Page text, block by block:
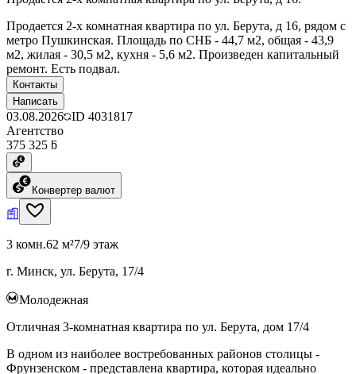
Продается 2-х комнатная квартира по ул. Берута, д 16, рядом с
метро Пушкинская. Площадь по СНБ - 44,7 м2, общая - 43,9
м2, жилая - 30,5 м2, кухня - 5,6 м2. Произведен капитальный
ремонт. Есть подвал.
Контакты
Написать
03.08.2026 ID 4031817
Агентство
375 325 ƃ
Конвертер валют
3 комн.62 м²7/9 этаж
г. Минск, ул. Берута, 17/4
Молодежная
Отличная 3-комнатная квартира по ул. Берута, дом 17/4
В одном из наиболее востребованных районов столицы -
Фрунзенском - представлена квартира, которая идеально